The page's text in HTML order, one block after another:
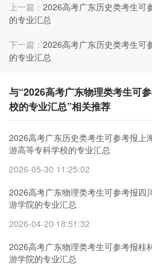
上一篇： 2026高考广东历史类考生可
的专业汇总
下一篇： 2026高考广东历史类考生可
的专业汇总
与“2026高考广东物理类考生可
校的专业汇总”相关推荐
2026高考广东历史类考生可参考报上
游高等专科学校的专业汇总
2026-05-30 11:25:02
2026高考广东物理类考生可参考报四
游学院的专业汇总
2026-04-20 18:51:32
2026高考广东物理类考生可参考报桂
游学院的专业汇总